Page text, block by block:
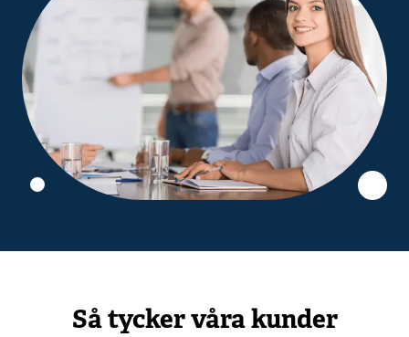
Så tycker våra kunder